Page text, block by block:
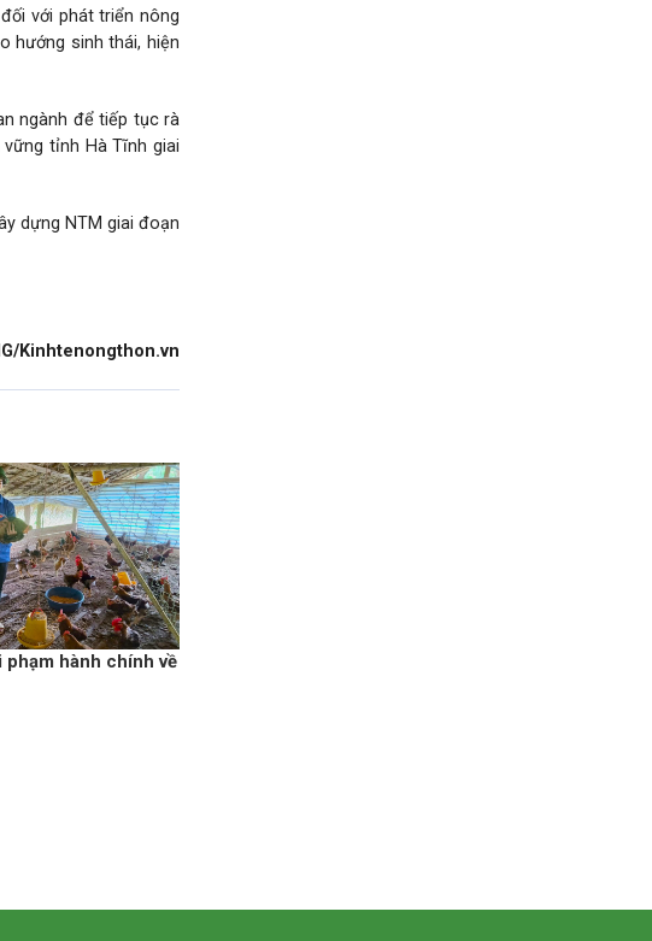
với phát triển nông
hướng sinh thái, hiện
ngành để tiếp tục rà
tỉnh Hà Tĩnh giai
dựng NTM giai đoạn
Kinhtenongthon.vn
phạm hành chính về